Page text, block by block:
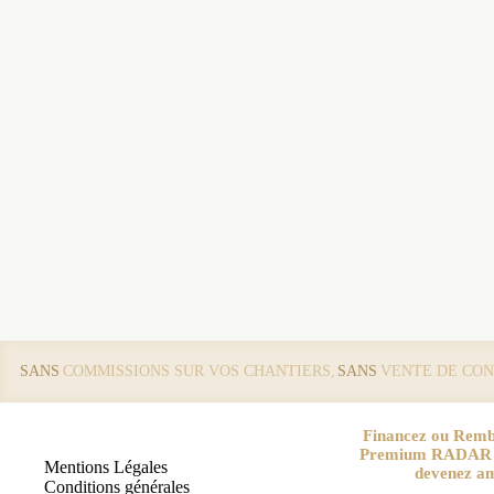
SANS COMMISSIONS SUR VOS CHANTIERS, SANS VENTE DE
Mentions Légales
Conditions générales
Financez ou
Premium
devenez